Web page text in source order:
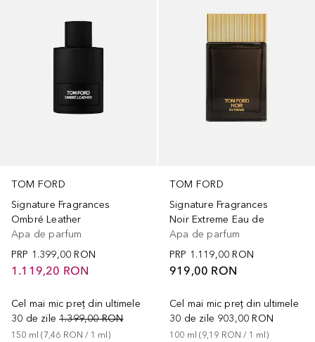
TOM FORD
Signature Fragrances
Ombré Leather
Apa de parfum
PRP 1.399,00 RON
1.119,20 RON
Cel mai mic preț din ultimele
30 de zile 1.399,00 RON
150 ml (7,46 RON / 1 ml )
TOM FORD
Signature Fragrances
Noir Extreme Eau de
Apa de parfum
PRP 1.119,00 RON
919,00 RON
Cel mai mic preț din ultimele
30 de zile 903,00 RON
100 ml (9,19 RON / 1 ml )